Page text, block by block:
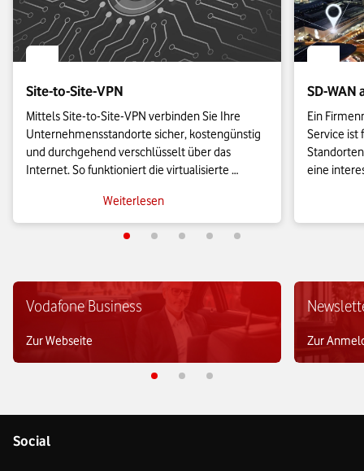
Site-to-Site-VPN
Mittels Site-to-Site-VPN verbinden Sie Ihre
Unternehmensstandorte sicher, kostengünstig
und durchgehend verschlüsselt über das
Internet. So funktioniert die virtualisierte
Sie selbst ein Site-to-Site-VPN nutzen möchten.
Weiterlesen
SD-WAN
Ein
Service ist
eine
Vodafone Business
Zur Webseite Zur
Social